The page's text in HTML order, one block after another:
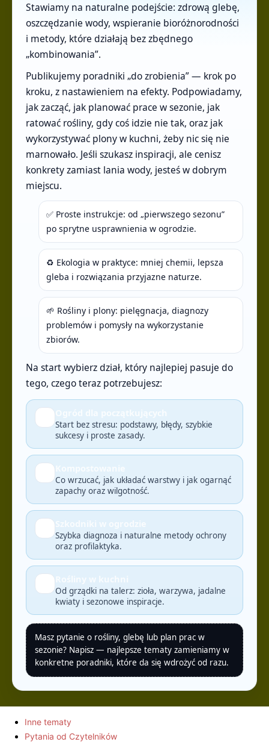
Stawiamy na naturalne podejście: zdrową glebę,
oszczędzanie wody, wspieranie bioróżnorodności
i metody, które działają bez zbędnego
„kombinowania”.
Publikujemy poradniki „do zrobienia” — krok po
kroku, z nastawieniem na efekty. Podpowiadamy,
jak zacząć, jak planować prace w sezonie, jak
ratować rośliny, gdy coś idzie nie tak, oraz jak
wykorzystywać plony w kuchni, żeby nic się nie
marnowało. Jeśli szukasz inspiracji, ale cenisz
konkrety zamiast lania wody, jesteś w dobrym
miejscu.
✅ Proste instrukcje: od „pierwszego sezonu”
po sprytne usprawnienia w ogrodzie.
♻️ Ekologia w praktyce: mniej chemii, lepsza
gleba i rozwiązania przyjazne naturze.
🌱 Rośliny i plony: pielęgnacja, diagnozy
problemów i pomysły na wykorzystanie
zbiorów.
Na start wybierz dział, który najlepiej pasuje do
tego, czego teraz potrzebujesz:
Start bez stresu: podstawy, błędy, szybkie
sukcesy i proste zasady.
Co wrzucać, jak układać warstwy i jak ogarnąć
zapachy oraz wilgotność.
Szybka diagnoza i naturalne metody ochrony
oraz profilaktyka.
Od grządki na talerz: zioła, warzywa, jadalne
kwiaty i sezonowe inspiracje.
Masz pytanie o rośliny, glebę lub plan prac w
sezonie? Napisz — najlepsze tematy zamieniamy w
konkretne poradniki, które da się wdrożyć od razu.
Inne tematy
Pytania od Czytelników